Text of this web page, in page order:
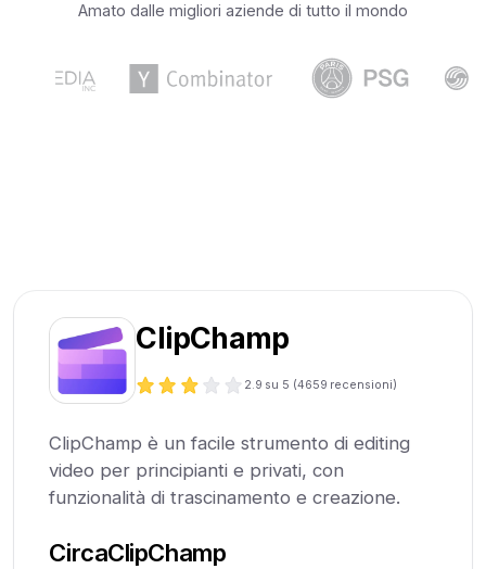
Amato dalle migliori aziende di tutto il mondo
ClipChamp
2.9 su 5 (4659 recensioni)
ClipChamp è un facile strumento di editing
video per principianti e privati, con
funzionalità di trascinamento e creazione.
CircaClipChamp